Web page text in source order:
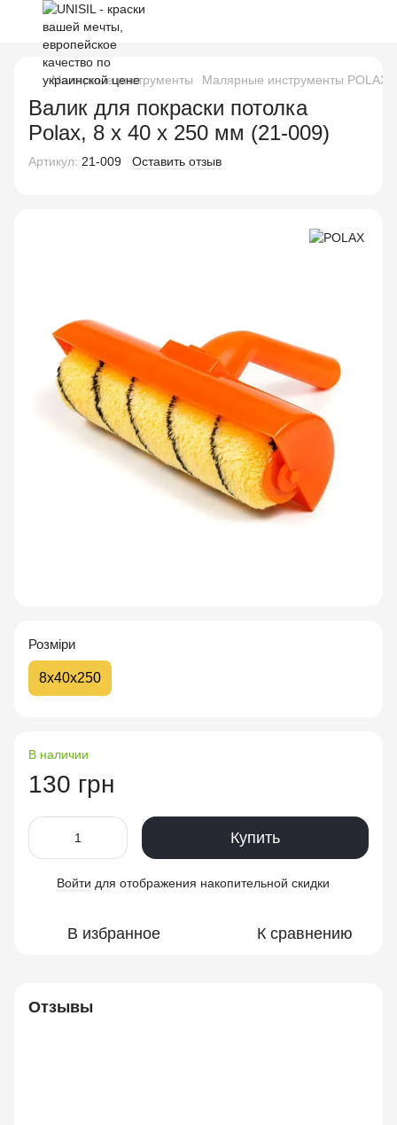
Малярные инструменты Малярные инструменты POLAX
Валик для покраски потолка
Polax, 8 х 40 х 250 мм (21-009)
Артикул: 21-009 Оставить отзыв
Розміри
8х40х250
В наличии
130 грн
Купить
Войти для отображения накопительной скидки
В избранное К сравнению
Отзывы